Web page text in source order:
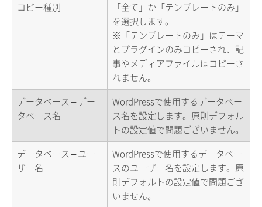
コピー種別
「全て」か「テンプレートのみ」
を選択します。
※「テンプレートのみ」はテーマ
とプラグインのみコピーされ、記
事やメディアファイルはコピーさ
れません。
データベース – デー
タベース名
WordPressで使用するデータベー
ス名を設定します。原則デフォル
トの設定値で問題ございません。
データベース – ユー
ザー名
WordPressで使用するデータベー
スのユーザー名を設定します。原
則デフォルトの設定値で問題ござ
いません。